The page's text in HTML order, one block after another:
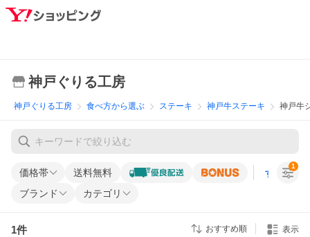
神戸ぐりる工房
神戸ぐりる工房 食べ方から選ぶ ステーキ 神戸牛ステーキ 神戸牛
価格帯 送料無料 すべての条
ブランド カテゴリ
1
1件 おすすめ順 表示